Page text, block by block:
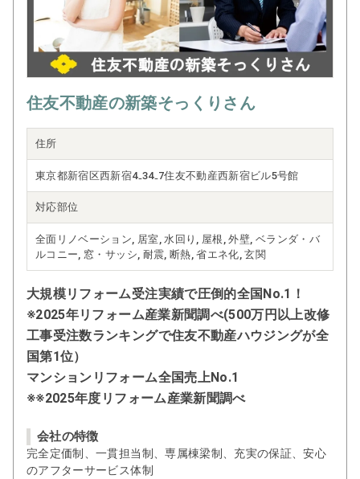
住友不動産の新築そっくりさん
住所
東京都新宿区西新宿4₋34₋7住友不動産西新宿ビル5号館
対応部位
全面リノベーション, 居室, 水回り, 屋根, 外壁, ベランダ・バ
ルコニー, 窓・サッシ, 耐震, 断熱, 省エネ化, 玄関
大規模リフォーム受注実績で圧倒的全国No.1！
※2025年リフォーム産業新聞調べ(500万円以上改修
工事受注数ランキングで住友不動産ハウジングが全
国第1位）
マンションリフォーム全国売上No.1
※※2025年度リフォーム産業新聞調べ
会社の特徴
完全定価制、一貫担当制、専属棟梁制、充実の保証、安心
のアフターサービス体制